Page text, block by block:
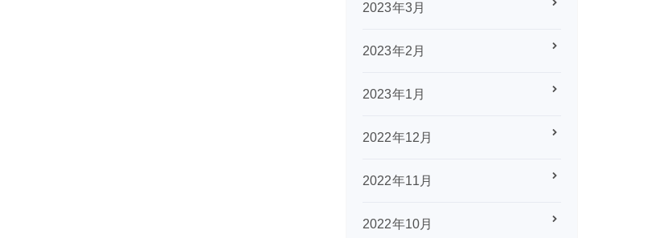
2023年3月
2023年2月
2023年1月
2022年12月
2022年11月
2022年10月